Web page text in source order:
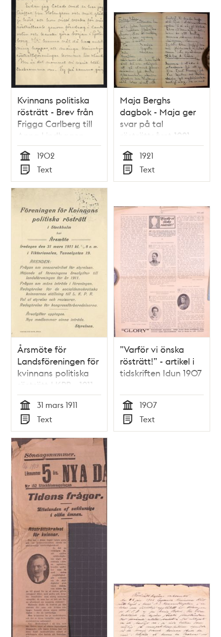
Kvinnans politiska
rösträtt - Brev från
Frigga Carlberg till
Anna Lindhagen
1902
Tid
1902
Typ
Text
Maja Berghs
dagbok - Maja ger
svar på tal
rösträttsåret 1921
Tid
1921
Typ
Text
Årsmöte för
Landsföreningen för
kvinnans politiska
rösträtt LKPR - 1911
Tid
31 mars 1911
Typ
Text
”Varför vi önska
rösträtt!” - artikel i
tidskriften Idun 1907
Tid
1907
Typ
Text